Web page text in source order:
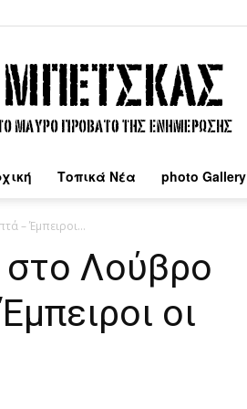
Τοπικά Νέα photo Gallery
– Έμπειροι...
στο Λούβρο
οι